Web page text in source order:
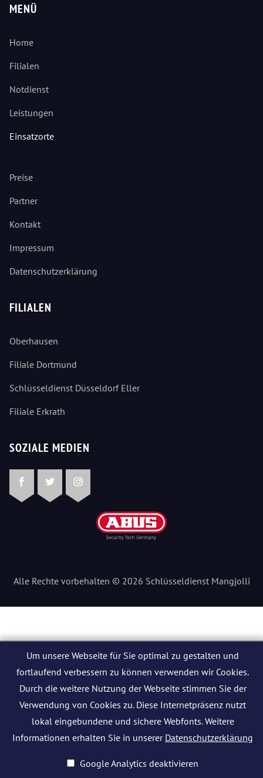
MENÜ
Home
Filialen
Notdienst
Leistungen
Einsatzorte
Preise
Partner
Kontakt
Impressum
Datenschutzerklärung
FILIALEN
Oberhausen
Filiale Dortmund
Schlüsseldienst Düsseldorf Eller
Filiale Erkrath
SOZIALE MEDIEN
FacebookTwitterInstagram
Alle Rechte vorbehalten © 2026 Schlüsseldienst Mangjolli
Um unsere Webseite für Sie optimal zu gestalten und
fortlaufend verbessern zu können verwenden wir Cookies.
Durch die weitere Nutzung der Webseite stimmen Sie der
Verwendung von Cookies zu. Diese Internetpräsenz nutzt
lokal eingebundene und sichere Webfonts. Weitere
Informationen erhalten Sie in unserer Datenschutzerklärung
Google Analytics deaktivieren